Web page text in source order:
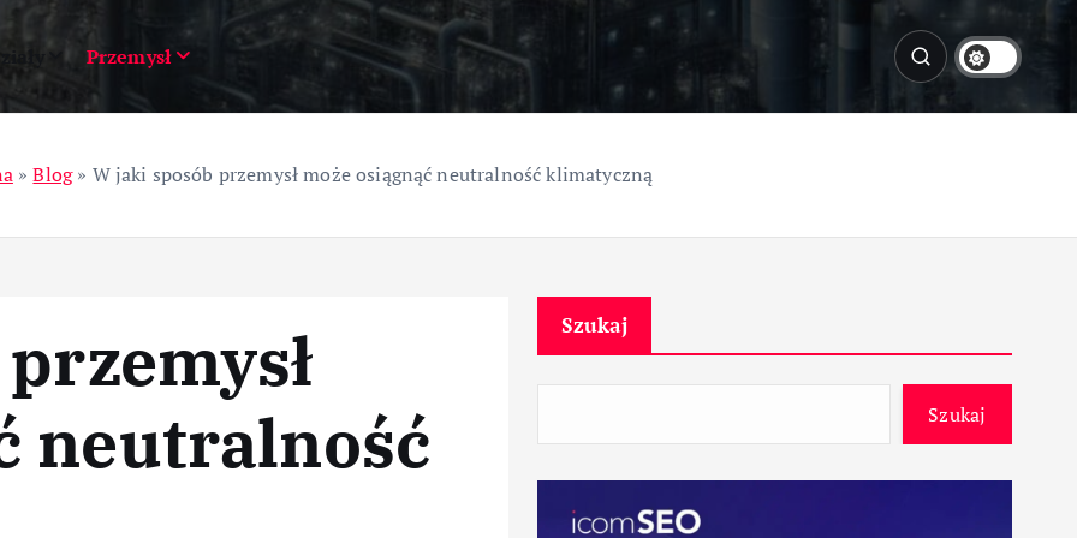
Przemysł
»Blog» W jaki sposób przemysł może osiągnąć neutralność klimatyczną
neutralność
Szukaj
Szukaj